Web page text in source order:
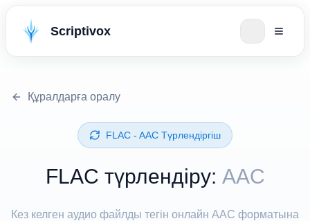
Scriptivox
Құралдарға оралу
⁦FLAC⁩ - ⁦AAC⁩ Түрлендіргіш
⁦FLAC⁩ түрлендіру: AAC
Кез келген аудио файлды тегін онлайн AAC форматына